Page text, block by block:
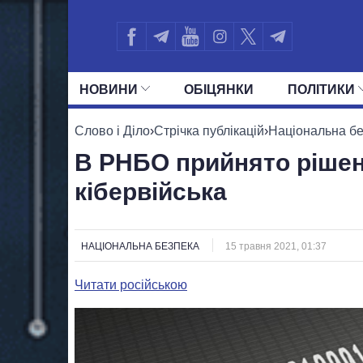
НОВИНИ ОБIЦЯНКИ ПОЛIТИКИ
УСІ ПОЛІТИКИ ПРЕЗИДЕНТ І
Слово і Діло›Стрічка публікацій›Національна
В РНБО прийнято
кібервійська
НАЦІОНАЛЬНА БЕЗПЕКА 15 травня 2021, 01:37
Читати російською